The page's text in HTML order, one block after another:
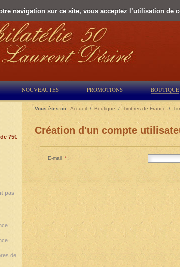
navigation sur ce site, vous acceptez l’utilisation de
NOUVEAUTÉS PROMOTIONS BOUTIQUE
Vous êtes ici :Accueil / Boutique /Timbres de France /
Création d'un compte
E-mail * :
pas
de
75€